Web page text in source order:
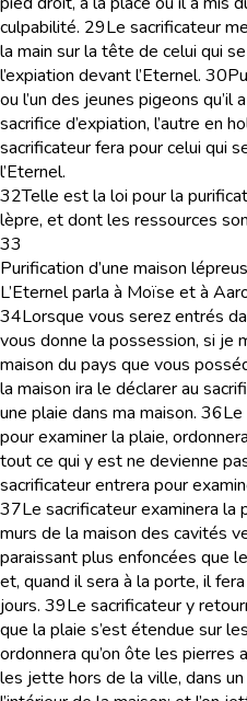
culpabilité. 29Le sacrificateur
la main sur la tête de celui qui
l’expiation devant l’Eternel. 30
ou l’un des jeunes pigeons qu’il
sacrifice d’expiation, l’autre en
sacrificateur fera pour celui qui
l’Eternel.
32Telle est la loi pour la
lèpre, et dont les ressources
33
Purification d’une maison
L’Eternel parla à Moïse et à
34Lorsque vous serez entrés
vous donne la possession, si je
maison du pays que vous
la maison ira le déclarer au
une plaie dans ma maison. 36Le
pour examiner la plaie,
tout ce qui y est ne devienne
sacrificateur entrera pour
37Le sacrificateur examinera la
murs de la maison des cavités
paraissant plus enfoncées que
et, quand il sera à la porte, il
jours. 39Le sacrificateur y
que la plaie s’est étendue sur
ordonnera qu’on ôte les pierres
les jette hors de la ville, dans un